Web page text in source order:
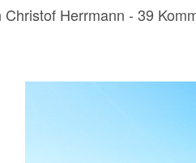
Herrmann - 39